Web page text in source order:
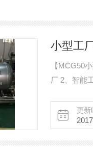
小型工
【MCG50
厂 2、智能
更新